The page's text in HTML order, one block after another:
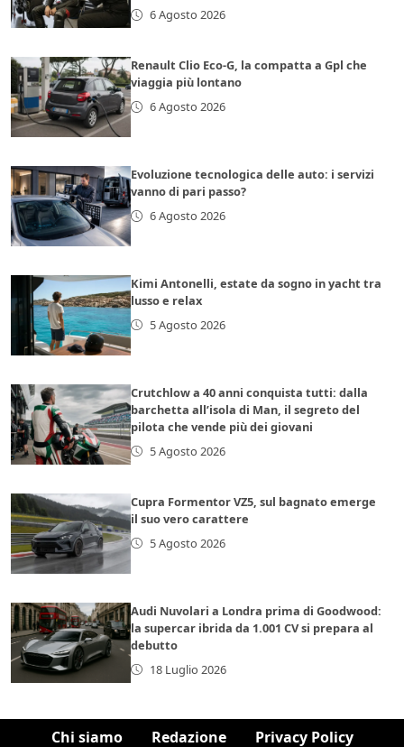
6 Agosto 2026
Renault Clio Eco-G, la compatta a Gpl che
viaggia più lontano
6 Agosto 2026
Evoluzione tecnologica delle auto: i servizi
vanno di pari passo?
6 Agosto 2026
Kimi Antonelli, estate da sogno in yacht tra
lusso e relax
5 Agosto 2026
Crutchlow a 40 anni conquista tutti: dalla
barchetta all’isola di Man, il segreto del
pilota che vende più dei giovani
5 Agosto 2026
Cupra Formentor VZ5, sul bagnato emerge
il suo vero carattere
5 Agosto 2026
Audi Nuvolari a Londra prima di Goodwood:
la supercar ibrida da 1.001 CV si prepara al
debutto
18 Luglio 2026
Chi siamo Redazione Privacy Policy